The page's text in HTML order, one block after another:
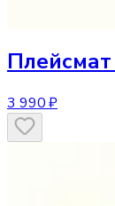
Плейсмат
3 990 ₽